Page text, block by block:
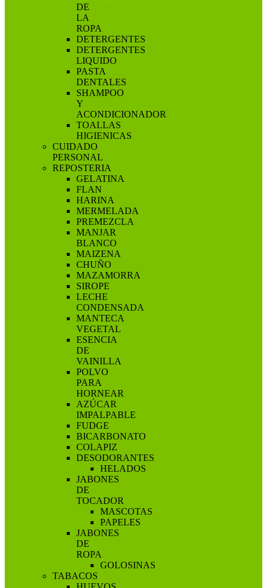
DE
LA
ROPA
DETERGENTES
DETERGENTES
LIQUIDO
PASTA
DENTALES
SHAMPOO
Y
ACONDICIONADOR
TOALLAS
HIGIENICAS
CUIDADO
PERSONAL
REPOSTERIA
GELATINA
FLAN
HARINA
MERMELADA
PREMEZCLA
MANJAR
BLANCO
MAIZENA
CHUÑO
MAZAMORRA
SIROPE
LECHE
CONDENSADA
MANTECA
VEGETAL
ESENCIA
DE
VAINILLA
POLVO
PARA
HORNEAR
AZÚCAR
IMPALPABLE
FUDGE
BICARBONATO
COLAPIZ
DESODORANTES
HELADOS
JABONES
DE
TOCADOR
MASCOTAS
PAPELES
JABONES
DE
ROPA
GOLOSINAS
TABACOS